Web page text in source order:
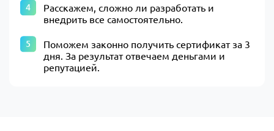
Расскажем, сложно ли разработать и
внедрить все самостоятельно.
Поможем законно получить сертификат за 3
дня. За результат отвечаем деньгами и
репутацией.